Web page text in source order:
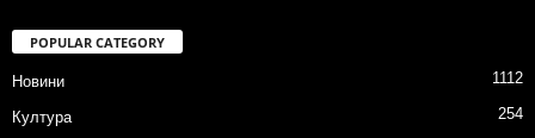
POPULAR CATEGORY
Новини 1112
Култура 254